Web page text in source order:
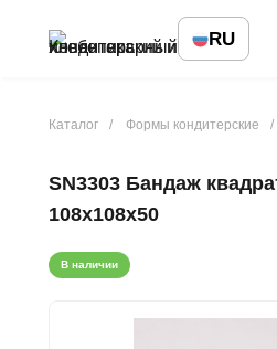
RU
Каталог Формы кондитерские
SN3303 Бандаж
108х108х50
В наличии